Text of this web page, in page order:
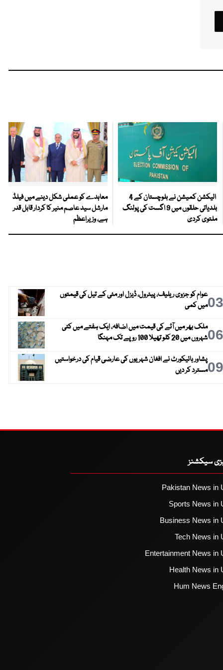
الیکشن کمیشن نے بلوچستان کے 4
بلدیاتی حلقوں میں 9 اگست کی پولنگ
ملتوی کردی
معاہدے کو عملی شکل دینے میں فیلڈ
مارشل سید عاصم منیر کا کردار قابل قدر
ہے، وزیراعظم
03عوام کو جزوی ریلیف، پیٹرول، ڈیزل اور مٹی کے تیل کی قیمتوں
میں کمی
06ملک بھر میں آٹے کی قیمت میں اضافہ، ایک ہفتے میں کئی
شہروں میں 20 کلو تھیلا 100 روپے تک مہنگا
09پشاور ہائیکورٹ نے افغان شہریوں کی عارضی قیام کی درخواستیں
مسترد کر دیں
سیکشنز
Pakistan News in
Sports News in
Business News in
Tech News in
Entertainment News in
Health News in
Hum News